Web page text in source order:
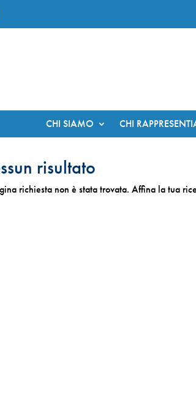
CHI SIAMO CHI
risultato
richiesta non è stata trovata. Affina la tua